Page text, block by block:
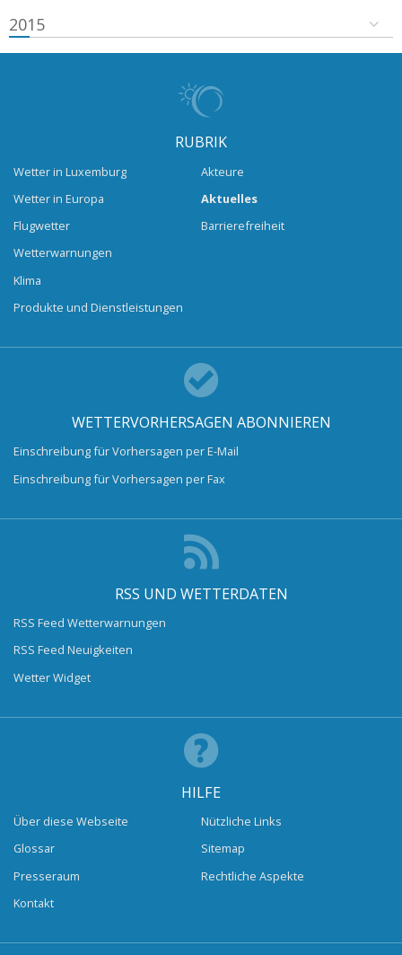
2015
RUBRIK
Wetter in Luxemburg
Wetter in Europa
Flugwetter
Wetterwarnungen
Klima
Produkte und Dienstleistungen
Akteure
Aktuelles
Barrierefreiheit
WETTERVORHERSAGEN ABONNIEREN
Einschreibung für Vorhersagen per E-Mail
Einschreibung für Vorhersagen per Fax
RSS UND WETTERDATEN
RSS Feed Wetterwarnungen
RSS Feed Neuigkeiten
Wetter Widget
HILFE
Über diese Webseite
Glossar
Presseraum
Kontakt
Nützliche Links
Sitemap
Rechtliche Aspekte